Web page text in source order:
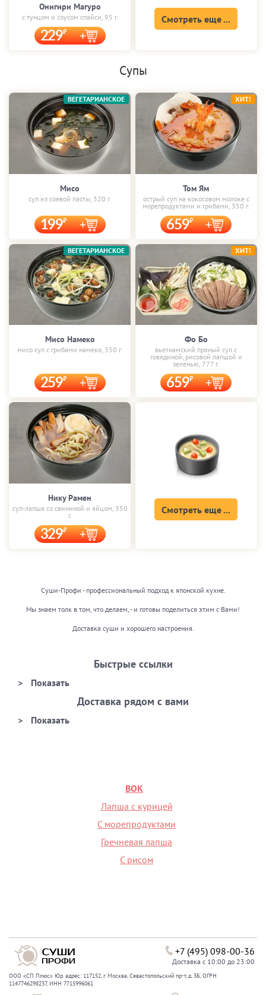
Онигири Магуро
с тунцом и соусом спайси, 95 г.
229
Смотреть еще ...
Супы
Мисо
суп из соевой пасты, 320 г.
199
ВЕГЕТАРИАНСКОЕ
Том Ям
острый суп на кокосовом молоке с
морепродуктами и грибами, 350 г.
659
ХИТ!
Мисо Намеко
мисо суп с грибами намеко, 350 г.
259
ВЕГЕТАРИАНСКОЕ
Фо Бо
вьетнамский пряный суп с
говядиной, рисовой лапшой и
зеленью, 777 г.
659
ХИТ!
Нику Рамен
суп-лапша со свининой и яйцом, 350
г.
329
Смотреть еще ...
Суши-Профи - профессиональный подход к японской кухне.
Мы знаем толк в том, что делаем, - и готовы поделиться этим с Вами!
Доставка суши и хорошего настроения.
Быстрые ссылки
Доставка рядом с вами
ВОК
Лапша с курицей
С морепродуктами
Гречневая лапша
С рисом
+7 (495) 098-00-36
Доставка с 10:00 до 23:00
ООО «СП Плюс» Юр. адрес: 117152, г. Москва, Севастопольский пр-т, д. 3Б, ОГРН
1147746298237, ИНН 7715996061